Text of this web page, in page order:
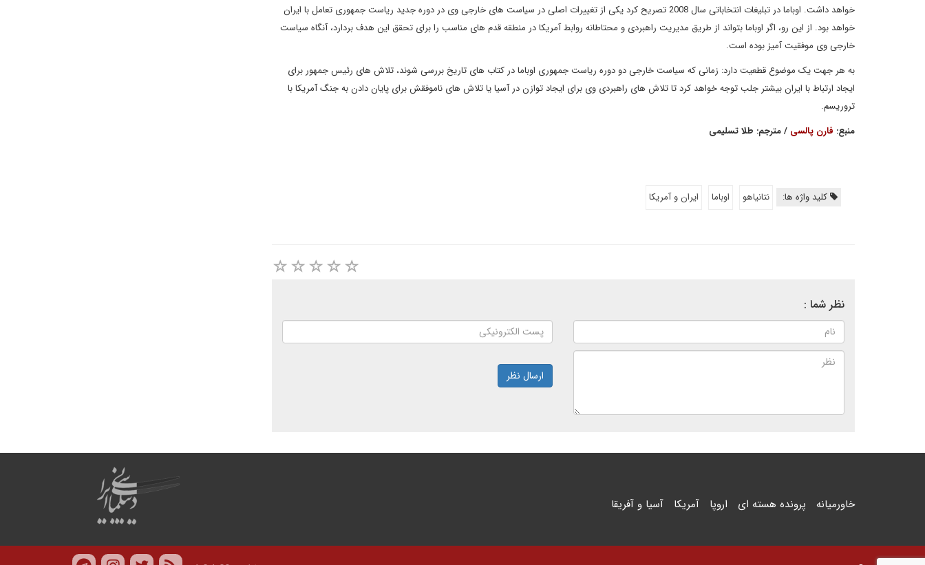
خواهد داشت. اوباما در تبلیغات انتخاباتی سال 2008 تصریح کرد یکی از تغییرات اصلی در سیاست های خارجی وی در دوره جدید ریاست جمهوری تعامل با ایران
خواهد بود. از این رو، اگر اوباما بتواند از طریق مدیریت راهبردی و محتاطانه روابط آمریکا در منطقه قدم های مناسب را برای تحقق این هدف بردارد، آنگاه سیاست
خارجی وی موفقیت آمیز بوده است.
به هر جهت یک موضوع قطعیت دارد: زمانی که سیاست خارجی دو دوره ریاست جمهوری اوباما در کتاب های تاریخ بررسی شوند، تلاش های رئیس جمهور برای
ایجاد ارتباط با ایران بیشتر جلب توجه خواهد کرد تا تلاش های راهبردی وی برای ایجاد توازن در آسیا یا تلاش های ناموفقش برای پایان دادن به جنگ آمریکا با
تروریسم.
منبع: فارن پالسی / مترجم: طلا تسلیمی
کلید واژه ها: نتانیاهو اوباما ایران و آمریکا
نظر شما :
ارسال نظر
خاورمیانه پرونده هسته ای اروپا آمریکا آسیا و آفریقا